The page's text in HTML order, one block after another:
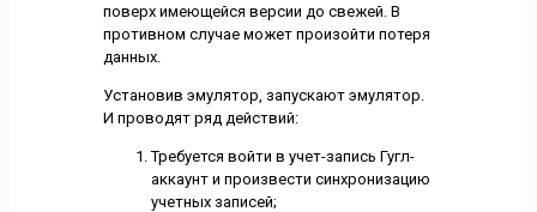
поверх имеющейся версии до свежей. В
противном случае может произойти потеря
данных.
Установив эмулятор, запускают эмулятор.
И проводят ряд действий:
Требуется войти в учет-запись Гугл-
аккаунт и произвести синхронизацию
учетных записей;